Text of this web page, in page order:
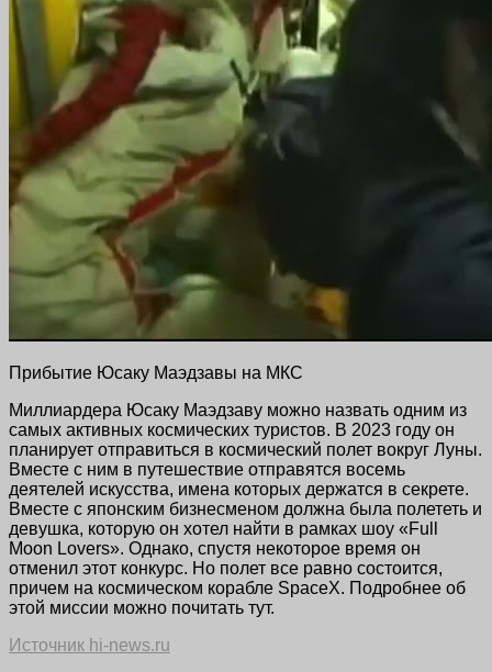
Прибытие Юсаку Маэдзавы на МКС
Миллиардера Юсаку Маэдзаву можно назвать одним из
самых активных космических туристов. В 2023 году он
планирует отправиться в космический полет вокруг Луны.
Вместе с ним в путешествие отправятся восемь
деятелей искусства, имена которых держатся в секрете.
Вместе с японским бизнесменом должна была полететь и
девушка, которую он хотел найти в рамках шоу «Full
Moon Lovers». Однако, спустя некоторое время он
отменил этот конкурс. Но полет все равно состоится,
причем на космическом корабле SpaceX. Подробнее об
этой миссии можно почитать тут.
Источник hi-news.ru